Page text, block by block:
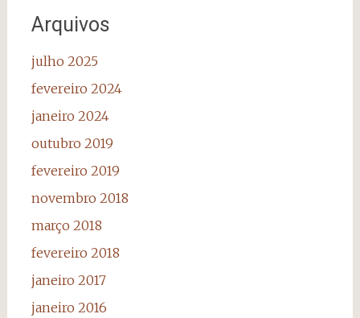
Arquivos
julho 2025
fevereiro 2024
janeiro 2024
outubro 2019
fevereiro 2019
novembro 2018
março 2018
fevereiro 2018
janeiro 2017
janeiro 2016